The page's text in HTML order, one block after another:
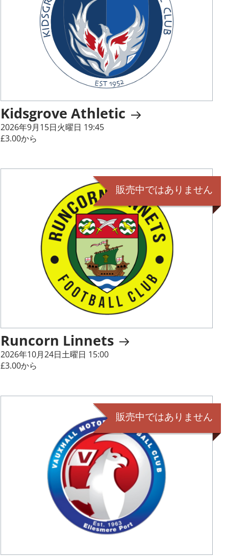
Kidsgrove Athletic
2026年9月15日火曜日 19:45
£3.00から
販売中ではありません
Runcorn Linnets
2026年10月24日土曜日 15:00
£3.00から
販売中ではありません